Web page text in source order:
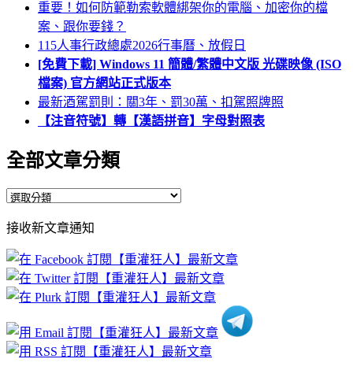
重要！如何防範勒索軟體綁架你的電腦、加密你的檔
案、跟你要錢？
115人事行政總處2026行事曆、放假日
[免費下載] Windows 11 簡體/繁體中文版 光碟映像 (ISO
檔案) 官方網站正式版本
最新酒駕罰則：關3年、罰30萬、扣駕照牌照
【注音符號】轉【漢語拼音】字母對照表
全部文章分類
全
文
章
分
類
接收新文章通知